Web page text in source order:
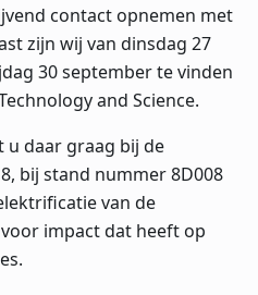
contact opnemen met
zijn wij van dinsdag 27
30 september te vinden
and Science.
u daar graag bij de
bij stand nummer 8D008
van de
impact dat heeft op